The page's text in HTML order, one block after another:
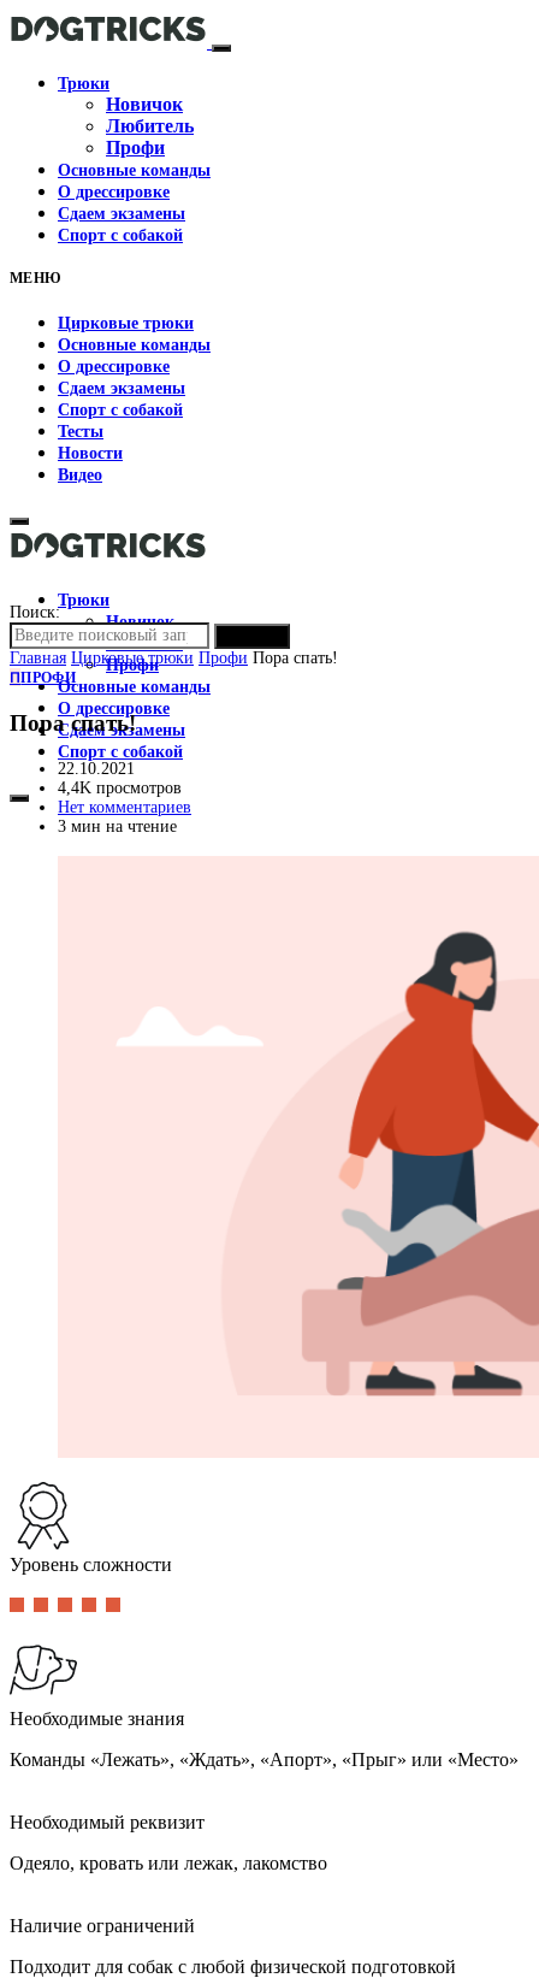
Трюки
Новичок
Любитель
Профи
Основные команды
О дрессировке
Сдаем экзамены
Спорт с собакой
МЕНЮ
Цирковые трюки
Основные команды
О дрессировке
Сдаем экзамены
Спорт с собакой
Тесты
Новости
Видео
Трюки
Новичок
Любитель
Профи
Основные команды
О дрессировке
Сдаем экзамены
Спорт с собакой
Поиск:
Главная Цирковые трюки Профи Пора спать!
ППРОФИ
Пора спать!
22.10.2021
4,4K просмотров
Нет комментариев
3 мин на чтение
Уровень сложности
Необходимые знания
Команды «Лежать», «Ждать», «Апорт», «Прыг» или «Место»
Необходимый реквизит
Одеяло, кровать или лежак, лакомство
Наличие ограничений
Подходит для собак с любой физической подготовкой